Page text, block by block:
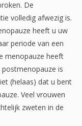
De
volledig afwezig is.
heeft u uw
periode van een
menopauze heeft
is
(helaas) dat u bent
Veel vrouwen
zweten in de